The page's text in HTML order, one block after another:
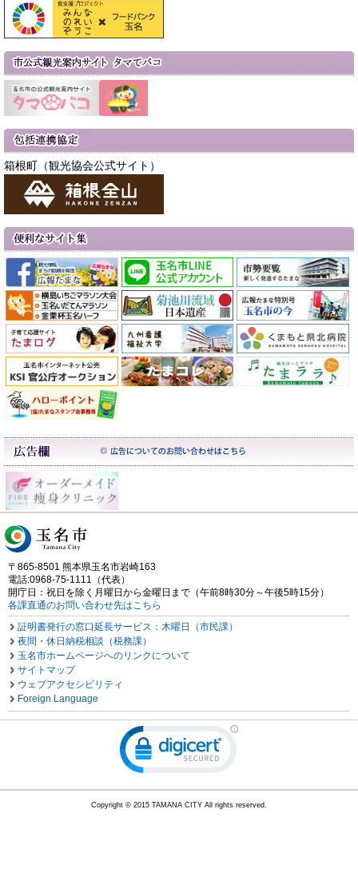
箱根町（観光協会公式サイト）
〒865-8501 熊本県玉名市岩崎163
電話:0968-75-1111（代表）
開庁日：祝日を除く月曜日から金曜日まで（午前8時30分～午後5時15分）
各課直通のお問い合わせ先はこちら
証明書発行の窓口延長サービス：木曜日（市民課）
夜間・休日納税相談（税務課）
玉名市ホームページへのリンクについて
サイトマップ
ウェブアクセシビリティ
Foreign Language
Copyright © 2015 TAMANA CITY All rights reserved.